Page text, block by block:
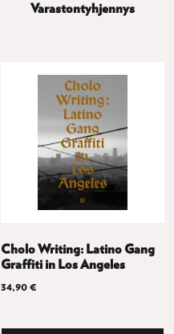
Varastontyhjennys
Cholo Writing: Latino Gang
Graffiti in Los Angeles
34,90€